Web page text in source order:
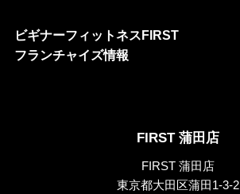
ビギナーフィットネスFIRST
フランチャイズ情報
FIRST 蒲田店
FIRST 蒲田店
東京都大田区蒲田1-3-2